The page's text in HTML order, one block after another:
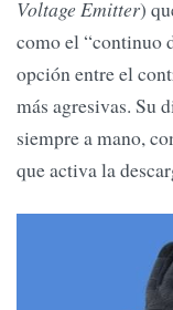
Voltage Emitter)
como el “continuo
opción entre el
más agresivas. Su
siempre a mano,
que activa la